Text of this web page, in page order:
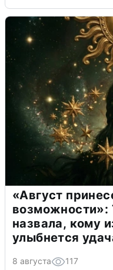
«Август
возможности»:
назвала, кому
улыбнется
8 августа 117